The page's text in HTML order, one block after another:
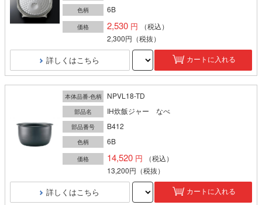
色柄 6B
価格 2,530
（税込）
2,300円 （税抜）
詳しくはこちら カートに入れる
本体品番-色柄 NPVL18-TD
部品名 IH炊飯ジャー なべ
部品番号 B412
色柄 6B
価格 14,520
（税込）
13,200円 （税抜）
詳しくはこちら カートに入れる